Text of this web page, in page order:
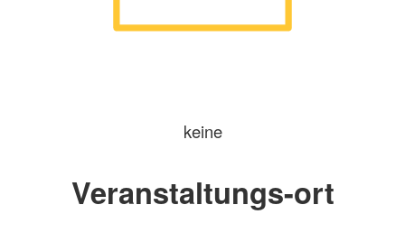
keine
Veranstaltungs-ort